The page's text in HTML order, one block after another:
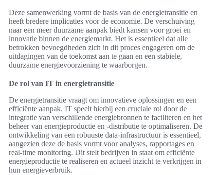
Deze samenwerking vormt de basis van de energietransitie en
heeft bredere implicaties voor de economie. De verschuiving
naar een meer duurzame aanpak biedt kansen voor groei en
innovatie binnen de energiemarkt. Het is essentieel dat alle
betrokken bevoegdheden zich in dit proces engageren om de
uitdagingen van de toekomst aan te gaan en een stabiele,
duurzame energievoorziening te waarborgen.
De rol van IT in energietransitie
De energietransitie vraagt om innovatieve oplossingen en een
efficiënte aanpak. IT speelt hierbij een cruciale rol door de
integratie van verschillende energiebronnen te faciliteren en het
beheer van energieproductie en -distributie te optimaliseren. De
ontwikkeling van een robuuste data-infrastructuur is essentieel,
aangezien deze de basis vormt voor analyses, rapportages en
real-time monitoring. Dit stelt bedrijven in staat om efficiënte
energieproductie te realiseren en actueel inzicht te verkrijgen in
hun energieverbruik.